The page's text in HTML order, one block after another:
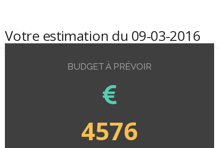
Votre estimation du 09-03-2016
BUDGET À PRÉVOIR
4576